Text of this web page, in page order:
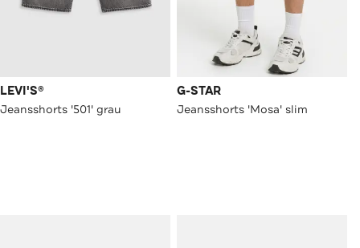
LEVI'S®
Jeansshorts '501' grau
G-STAR
Jeansshorts 'Mosa' slim